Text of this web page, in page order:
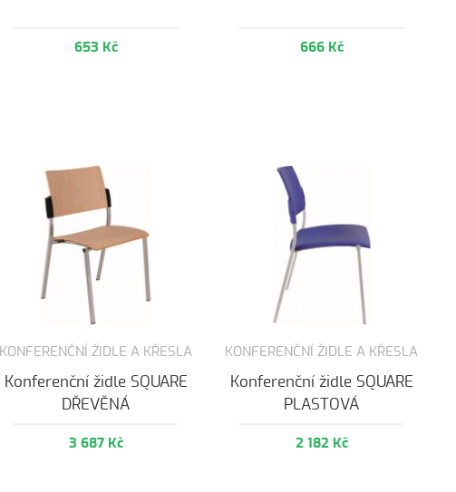
653 Kč 666 Kč
KONFERENČNÍ ŽIDLE A KŘESLA
Konferenční židle SQUARE
DŘEVĚNÁ
3 687 Kč
KONFERENČNÍ ŽIDLE A KŘESLA
Konferenční židle SQUARE
PLASTOVÁ
2 182 Kč